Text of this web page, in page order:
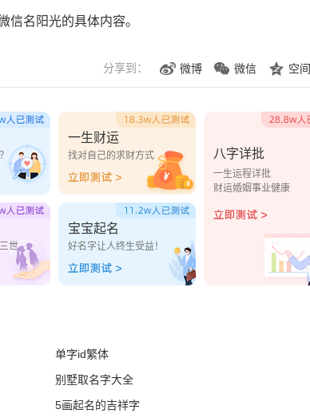
信名阳光的具体内容。
分享到： 微博 微信 空间
一生财运
找对自己的求财方式
世
宝宝起名
好名字让人终生受益！
八字详批
一生运程详批
财运婚姻事业健康
单字id繁体
别墅取名字大全
5画起名的吉祥字